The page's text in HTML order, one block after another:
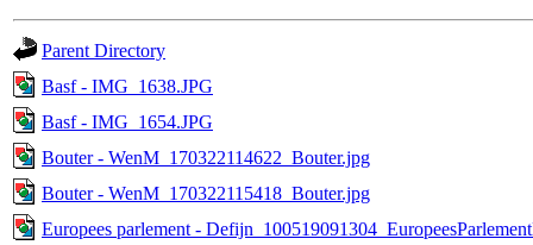
Parent Directory
Basf - IMG_1638.JPG
Basf - IMG_1654.JPG
Bouter - WenM_170322114622_Bouter.jpg
Bouter - WenM_170322115418_Bouter.jpg
Europees parlement -